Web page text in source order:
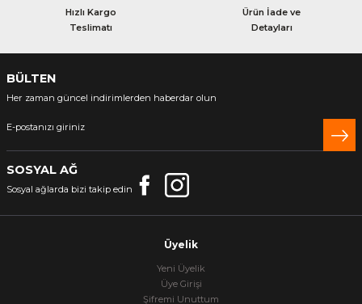
Hızlı Kargo
Teslimatı
Ürün İade ve
Detayları
BÜLTEN
Her zaman güncel indirimlerden haberdar olun
SOSYAL AĞ
Sosyal ağlarda bizi takip edin
Üyelik
Yeni Üyelik
Üye Girişi
Şifremi Unuttum